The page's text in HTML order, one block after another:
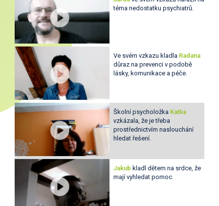
téma nedostatku psychiatrů.
Ve svém vzkazu kladla Radana
důraz na prevenci v podobě
lásky, komunikace a péče.
Školní psycholožka Katka
vzkázala, že je třeba
prostřednictvím naslouchání
hledat řešení.
Jakub kladl dětem na srdce, že
mají vyhledat pomoc.